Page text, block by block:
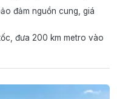
đảm nguồn cung, giá
đưa 200 km metro vào